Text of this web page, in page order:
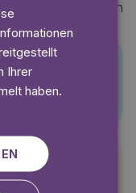
Mehr anzeigen
Ihrer
haben.